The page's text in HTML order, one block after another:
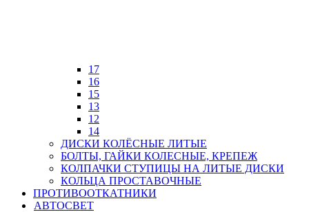
17
16
15
13
12
14
ДИСКИ КОЛЁСНЫЕ ЛИТЫЕ
БОЛТЫ, ГАЙКИ КОЛЕСНЫЕ, КРЕПЕЖ
КОЛПАЧКИ СТУПИЦЫ НА ЛИТЫЕ ДИСКИ
КОЛЬЦА ПРОСТАВОЧНЫЕ
ПРОТИВООТКАТНИКИ
АВТОСВЕТ